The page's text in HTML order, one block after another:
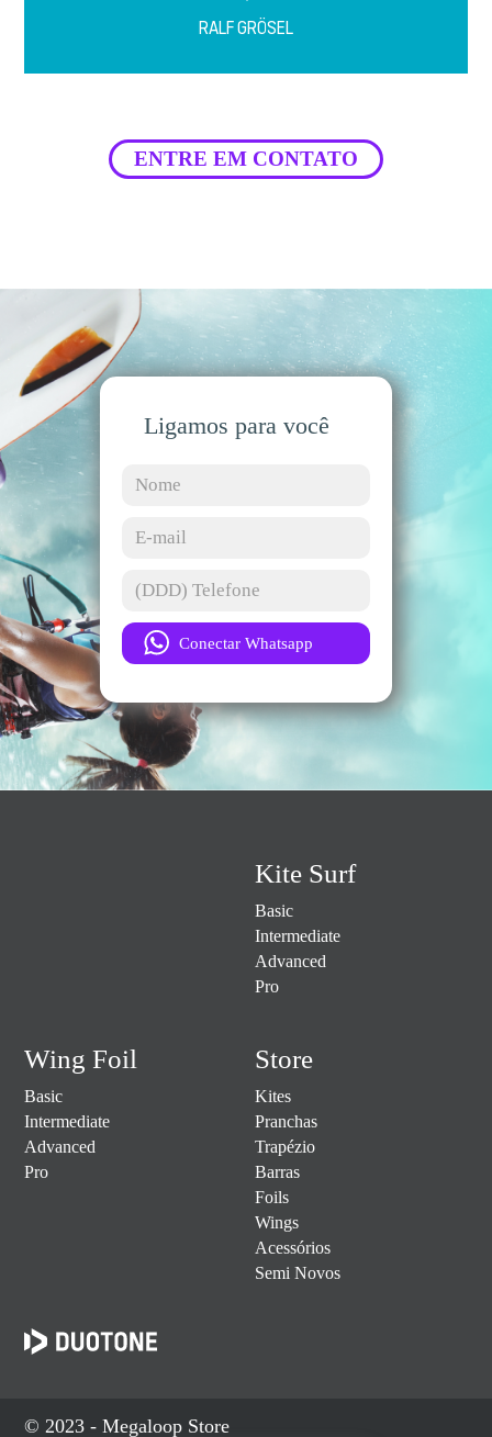
RALF GRÖSEL
ENTRE EM CONTATO
Ligamos para você
Kite Surf
Basic
Intermediate
Advanced
Pro
Wing Foil
Basic
Intermediate
Advanced
Pro
Store
Kites
Pranchas
Trapézio
Barras
Foils
Wings
Acessórios
Semi Novos
© 2023 - Megaloop Store